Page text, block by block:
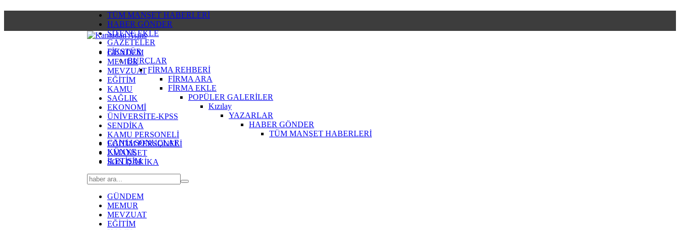
TÜM MANŞET HABERLERİ
HABER GÖNDER
SİTENE EKLE
GAZETELER
FİKSTÜR
BURÇLAR
FİRMA REHBERİ
FİRMA ARA
FİRMA EKLE
POPÜLER GALERİLER
Kızılay
YAZARLAR
HABER GÖNDER
TÜM MANŞET HABERLERİ
CANLI SONUÇLAR
KÜNYE
İLETİŞİM
GÜNDEM
MEMUR
MEVZUAT
EĞİTİM
KAMU
SAĞLIK
EKONOMİ
ÜNİVERSİTE-KPSS
SENDİKA
KAMU PERSONELİ
EĞİTİM PERSONELİ
2.MANŞET
SON DAKİKA
GÜNDEM
MEMUR
MEVZUAT
EĞİTİM